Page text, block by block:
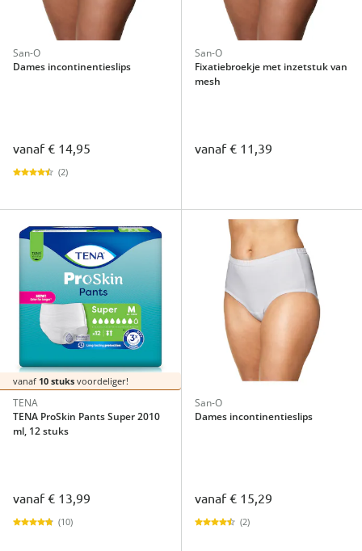
San-O
Dames incontinentieslips
vanaf€ 14,95
(2)
San-O
Fixatiebroekje met inzetstuk van
mesh
vanaf€ 11,39
vanaf 10 stuks voordeliger!
TENA
TENA ProSkin Pants Super 2010
ml, 12 stuks
vanaf€ 13,99
(10)
San-O
Dames incontinentieslips
vanaf€ 15,29
(2)